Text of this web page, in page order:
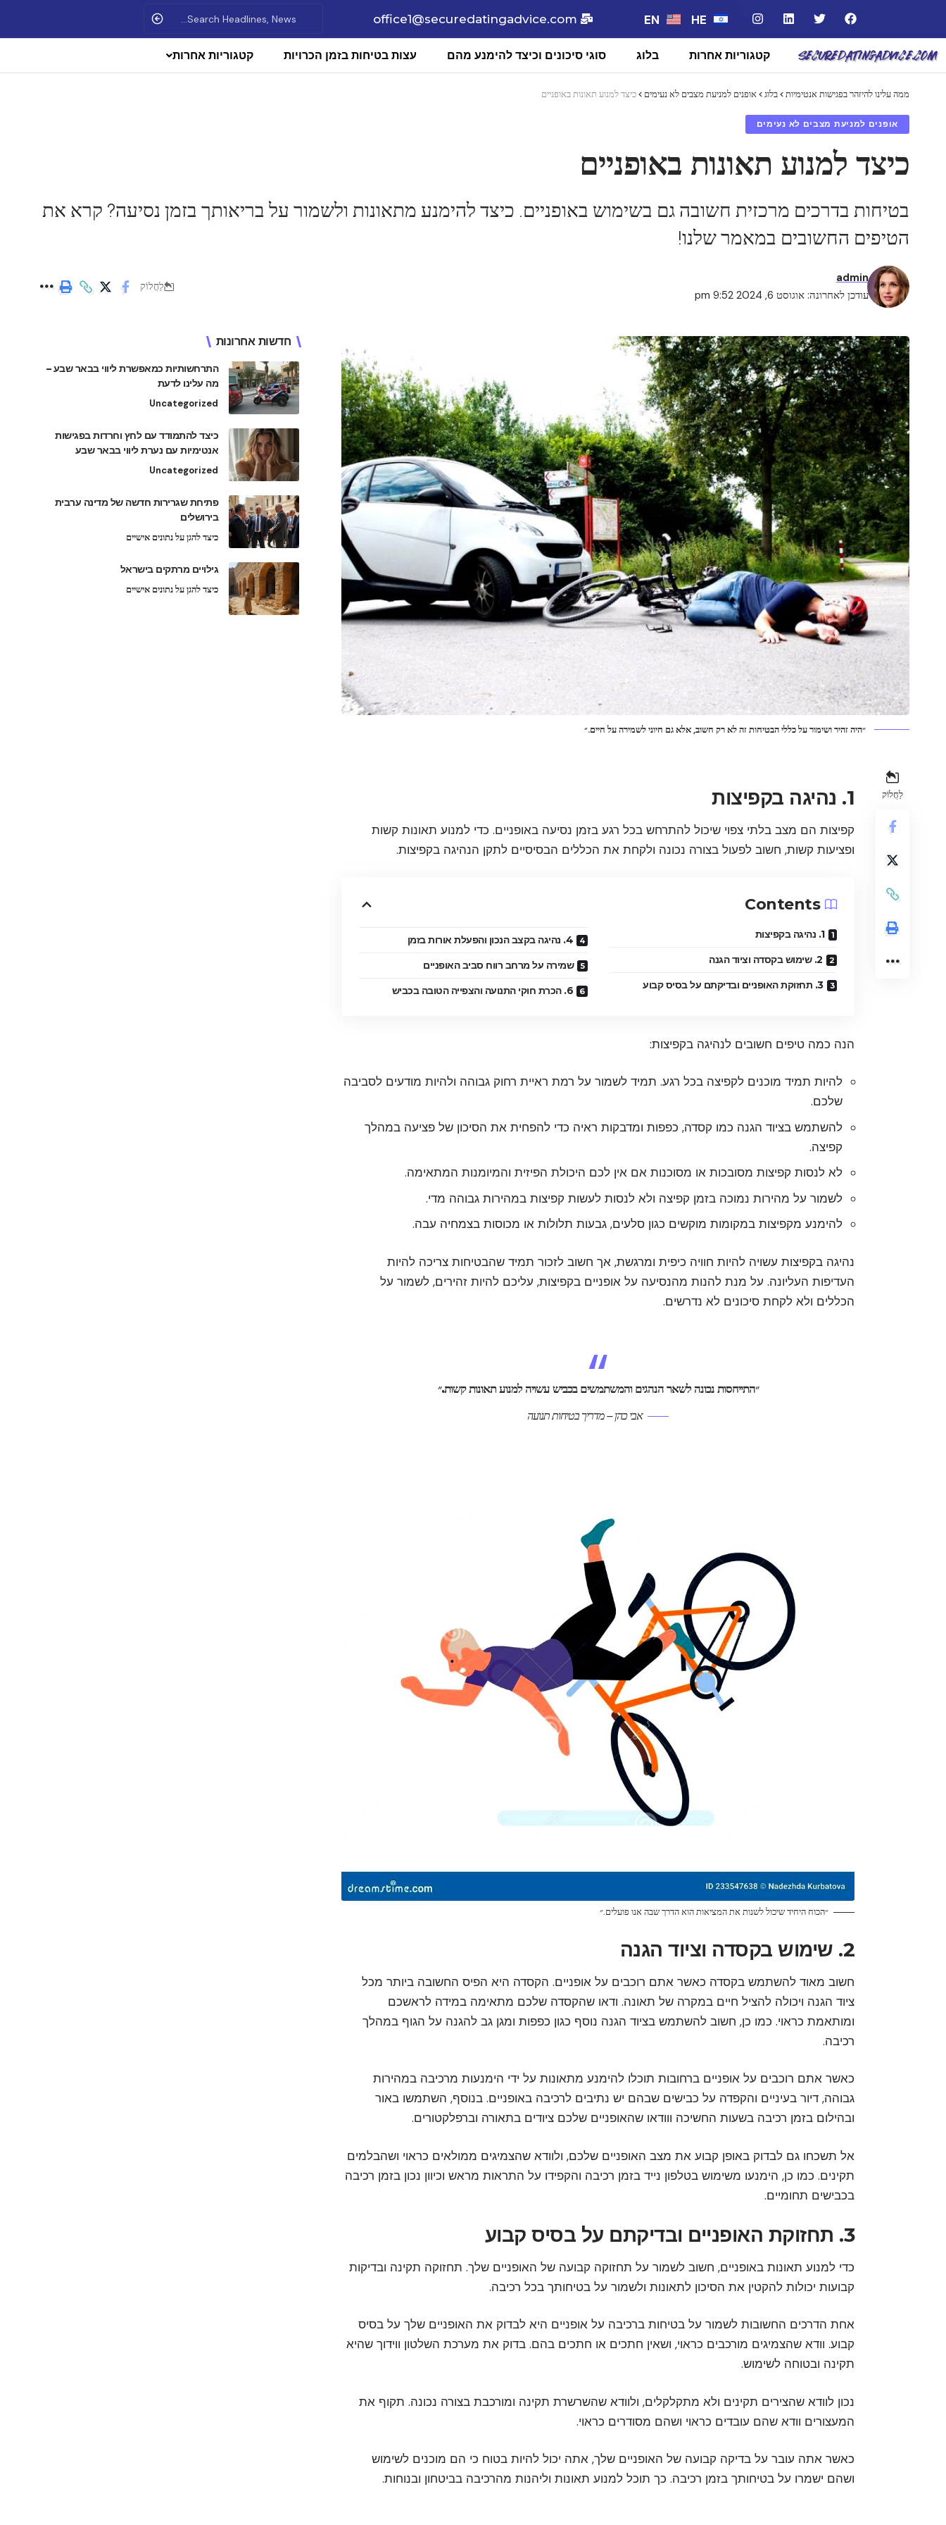
HE
EN
office1@securedatingadvice.com
קטגוריות אחרות בלוג סוגי סיכונים וכיצד להימנע מהם עצות בטיחות בזמן הכרויות קטגוריות אחרות
ממה עלינו להיזהר בפגישות אנטימיות>בלוג>אופנים למניעת מצבים לא נעימים >כיצד למנוע תאונות באופניים
אופנים למניעת מצבים לא נעימים
כיצד למנוע תאונות באופניים
בטיחות בדרכים מרכזית חשובה גם בשימוש באופניים. כיצד להימנע מתאונות ולשמור על בריאותך בזמן נסיעה? קרא את
הטיפים החשובים במאמר שלנו!
עודכן לאחרונה: אוגוסט 6, 2024 9:52 pm
admin
לַחֲלוֹק
״היה זהיר ושימור על כללי הבטיחות זה לא רק חשוב, אלא גם חיוני לשמירה על חיים.״
לַחֲלוֹק 1. נהיגה בקפיצות
קפיצות הם מצב בלתי צפוי שיכול להתרחש בכל רגע בזמן נסיעה באופניים. כדי למנוע תאונות קשות
ופציעות קשות, חשוב לפעול בצורה נכונה ולקחת את הכללים הבסיסיים לתקן הנהיגה בקפיצות.
Contents
1. נהיגה בקפיצות
2. שימוש בקסדה וציוד הגנה
3. תחזוקת האופניים ובדיקתם על בסיס קבוע
4. נהיגה בקצב הנכון והפעלת אורות בזמן
שמירה על מרחב רווח סביב האופניים
6. הכרת חוקי התנועה והצפייה הטובה בכביש
הנה כמה טיפים חשובים לנהיגה בקפיצות:
להיות תמיד מוכנים לקפיצה בכל רגע. תמיד לשמור על רמת ראיית רחוק גבוהה ולהיות מודעים לסביבה
שלכם.
להשתמש בציוד הגנה כמו קסדה, כפפות ומדבקות ראיה כדי להפחית את הסיכון של פציעה במהלך
קפיצה.
לא לנסות קפיצות מסובכות או מסוכנות אם אין לכם היכולת הפיזית והמיומנות המתאימה.
לשמור על מהירות נמוכה בזמן קפיצה ולא לנסות לעשות קפיצות במהירות גבוהה מדי.
להימנע מקפיצות במקומות מוקשים כגון סלעים, גבעות תלולות או מכוסות בצמחיה עבה.
נהיגה בקפיצות עשויה להיות חוויה כיפית ומרגשת, אך חשוב לזכור תמיד שהבטיחות צריכה להיות
העדיפות העליונה. על מנת להנות מהנסיעה על אופניים בקפיצות, עליכם להיות זהירים, לשמור על
הכללים ולא לקחת סיכונים לא נדרשים.
״התייחסות נכונה לשאר הנהגים והמשתמשים בכביש עשויה למנוע תאונות קשות.״
אבי כהן – מדריך בטיחות תנועה
״הכוח היחיד שיכול לשנות את המציאות הוא הדרך שבה אנו פועלים.״
2. שימוש בקסדה וציוד הגנה
חשוב מאוד להשתמש בקסדה כאשר אתם רוכבים על אופניים. הקסדה היא הפיס החשובה ביותר מכל
ציוד הגנה ויכולה להציל חיים במקרה של תאונה. ודאו שהקסדה שלכם מתאימה במידה לראשכם
ומותאמת כראוי. כמו כן, חשוב להשתמש בציוד הגנה נוסף כגון כפפות ומגן גב להגנה על הגוף במהלך
רכיבה.
כאשר אתם רוכבים על אופניים ברחובות תוכלו להימנע מתאונות על ידי הימנעות מרכיבה במהירות
גבוהה, דיור בעיניים והקפדה על כבישים שבהם יש נתיבים לרכיבה באופניים. בנוסף, השתמשו באור
ובהילום בזמן רכיבה בשעות החשיכה ווודאו שהאופניים שלכם ציודים בתאורה וברפלקטורים.
אל תשכחו גם לבדוק באופן קבוע את מצב האופניים שלכם, ולוודא שהצמיגים ממולאים כראוי ושהבלמים
תקינים. כמו כן, הימנעו משימוש בטלפון נייד בזמן רכיבה והקפידו על התראות מראש וכיוון נכון בזמן רכיבה
בכבישים תחומיים.
3. תחזוקת האופניים ובדיקתם על בסיס קבוע
כדי למנוע תאונות באופניים, חשוב לשמור על תחזוקה קבועה של האופניים שלך. תחזוקה תקינה ובדיקות
קבועות יכולות להקטין את הסיכון לתאונות ולשמור על בטיחותך בכל רכיבה.
אחת הדרכים החשובות לשמור על בטיחות ברכיבה על אופניים היא לבדוק את האופניים שלך על בסיס
קבוע. וודא שהצמיגים מורכבים כראוי, ושאין חתכים או חתכים בהם. בדוק את מערכת השלטון ווידוך שהיא
תקינה ובטוחה לשימוש.
נכון לוודא שהצירים תקינים ולא מתקלקלים, ולוודא שהשרשרת תקינה ומורכבת בצורה נכונה. תקוף את
המעצורים וודא שהם עובדים כראוי ושהם מסודרים כראוי.
כאשר אתה עובר על בדיקה קבועה של האופניים שלך, אתה יכול להיות בטוח כי הם מוכנים לשימוש
ושהם ישמרו על בטיחותך בזמן רכיבה. כך תוכל למנוע תאונות וליהנות מהרכיבה בביטחון ובנוחות.
חדשות אחרונות
התרחשותיות כמאפשרת ליווי בבאר שבע –
מה עלינו לדעת
Uncategorized
כיצד להתמודד עם לחץ וחרדות בפגישות
אנטימיות עם נערת ליווי בבאר שבע
Uncategorized
פתיחת שגרירות חדשה של מדינה ערבית
בירושלים
כיצד להגן על נתונים אישיים
גילויים מרתקים בישראל
כיצד להגן על נתונים אישיים